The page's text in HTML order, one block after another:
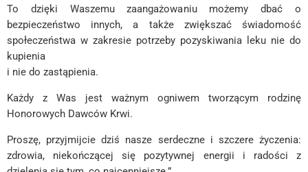
To dzięki Waszemu zaangażowaniu możemy dbać o
bezpieczeństwo innych, a także zwiększać świadomość
społeczeństwa w zakresie potrzeby pozyskiwania leku nie do
kupienia
i nie do zastąpienia.
Każdy z Was jest ważnym ogniwem tworzącym rodzinę
Honorowych Dawców Krwi.
Proszę, przyjmijcie dziś nasze serdeczne i szczere życzenia:
zdrowia, niekończącej się pozytywnej energii i radości z